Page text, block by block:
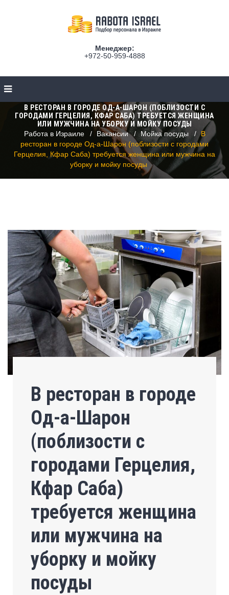
Менеджер:
+972-50-959-4888
В РЕСТОРАН В ГОРОДЕ ОД-А-ШАРОН (ПОБЛИЗОСТИ С
ГОРОДАМИ ГЕРЦЕЛИЯ, КФАР САБА) ТРЕБУЕТСЯ ЖЕНЩИНА
ИЛИ МУЖЧИНА НА УБОРКУ И МОЙКУ ПОСУДЫ
Работа в Израиле
Вакансии Мойка посуды
В
ресторан в городе Од-а-Шарон (поблизости с городами
Герцелия, Кфар Саба) требуется женщина или мужчина на
уборку и мойку посуды
В ресторан в городе
Од-а-Шарон
(поблизости с
городами Герцелия,
Кфар Саба)
требуется женщина
или мужчина на
уборку и мойку
посуды